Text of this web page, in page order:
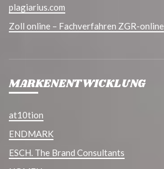
plagiarius.com
Zoll online – Fachverfahren ZGR-online
MARKENENTWICKLUNG
at10tion
ENDMARK
ESCH. The Brand Consultants